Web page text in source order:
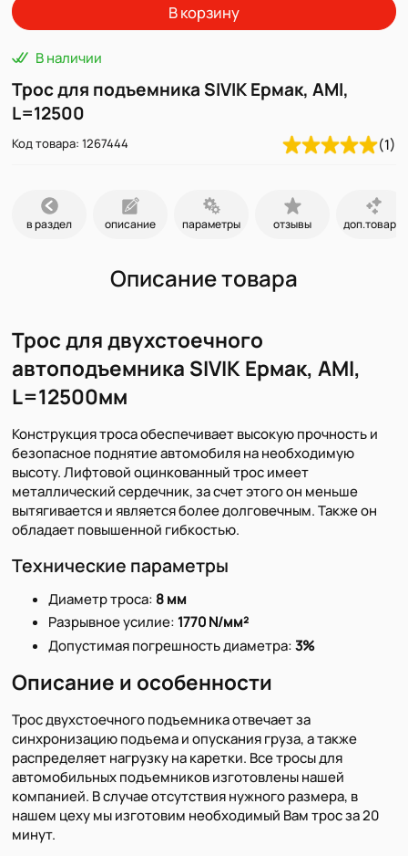
В корзину
В наличии
Трос для подъемника SIVIK Ермак, AMI,
L=12500
Код товара: 1267444 (1)
в раздел описание параметры отзывы доп.товары
Описание товара
Трос для двухстоечного
автоподъемника SIVIK Ермак, AMI,
L=12500мм
Конструкция троса обеспечивает высокую прочность и
безопасное поднятие автомобиля на необходимую
высоту. Лифтовой оцинкованный трос имеет
металлический сердечник, за счет этого он меньше
вытягивается и является более долговечным. Также он
обладает повышенной гибкостью.
Технические параметры
Диаметр троса: 8 мм
Разрывное усилие: 1770 N/мм²
Допустимая погрешность диаметра:3%
Описание и особенности
Трос двухстоечного подъемника отвечает за
синхронизацию подъема и опускания груза, а также
распределяет нагрузку на каретки. Все тросы для
автомобильных подъемников изготовлены нашей
компанией. В случае отсутствия нужного размера, в
нашем цеху мы изготовим необходимый Вам трос за 20
минут.